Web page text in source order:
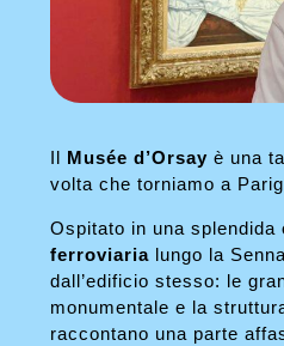
Il Musée d’Orsay è una
volta che torniamo a
Ospitato in una splendida
ferroviaria lungo la
dall’edificio stesso: le
monumentale e la
raccontano una parte